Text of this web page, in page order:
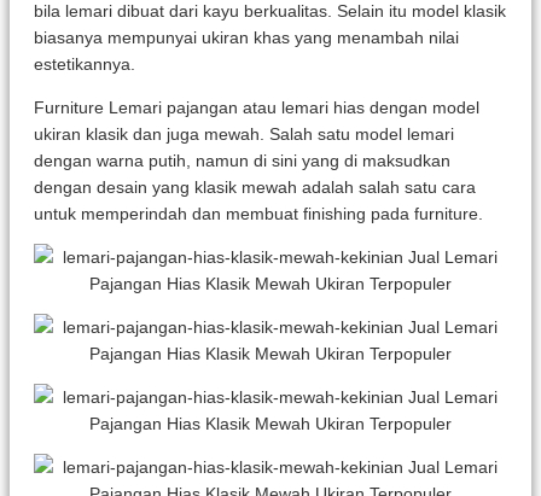
bila lemari dibuat dari kayu berkualitas. Selain itu model klasik
biasanya mempunyai ukiran khas yang menambah nilai
estetikannya.
Furniture Lemari pajangan atau lemari hias dengan model
ukiran klasik dan juga mewah. Salah satu model lemari
dengan warna putih, namun di sini yang di maksudkan
dengan desain yang klasik mewah adalah salah satu cara
untuk memperindah dan membuat finishing pada furniture.